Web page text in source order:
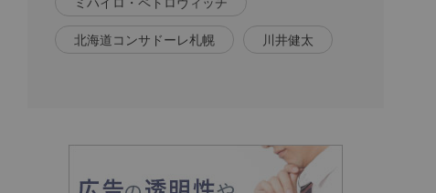
北海道コンサドーレ札幌 川井健太